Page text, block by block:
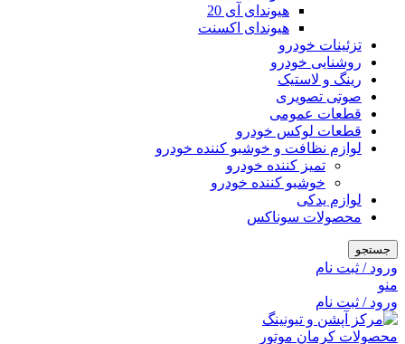
هیوندای آی 20
هیوندای اکسنت
تزئینات خودرو
روشنایی خودرو
رینگ و لاستیک
صوتی تصویری
قطعات عمومی
قطعات لوکس خودرو
لوازم نظافت و خوشبو کننده خودرو
تمیز کننده خودرو
خوشبو کننده خودرو
لوازم یدکی
محصولات سوناکس
جستجو
ورود / ثبت نام
منو
ورود / ثبت نام